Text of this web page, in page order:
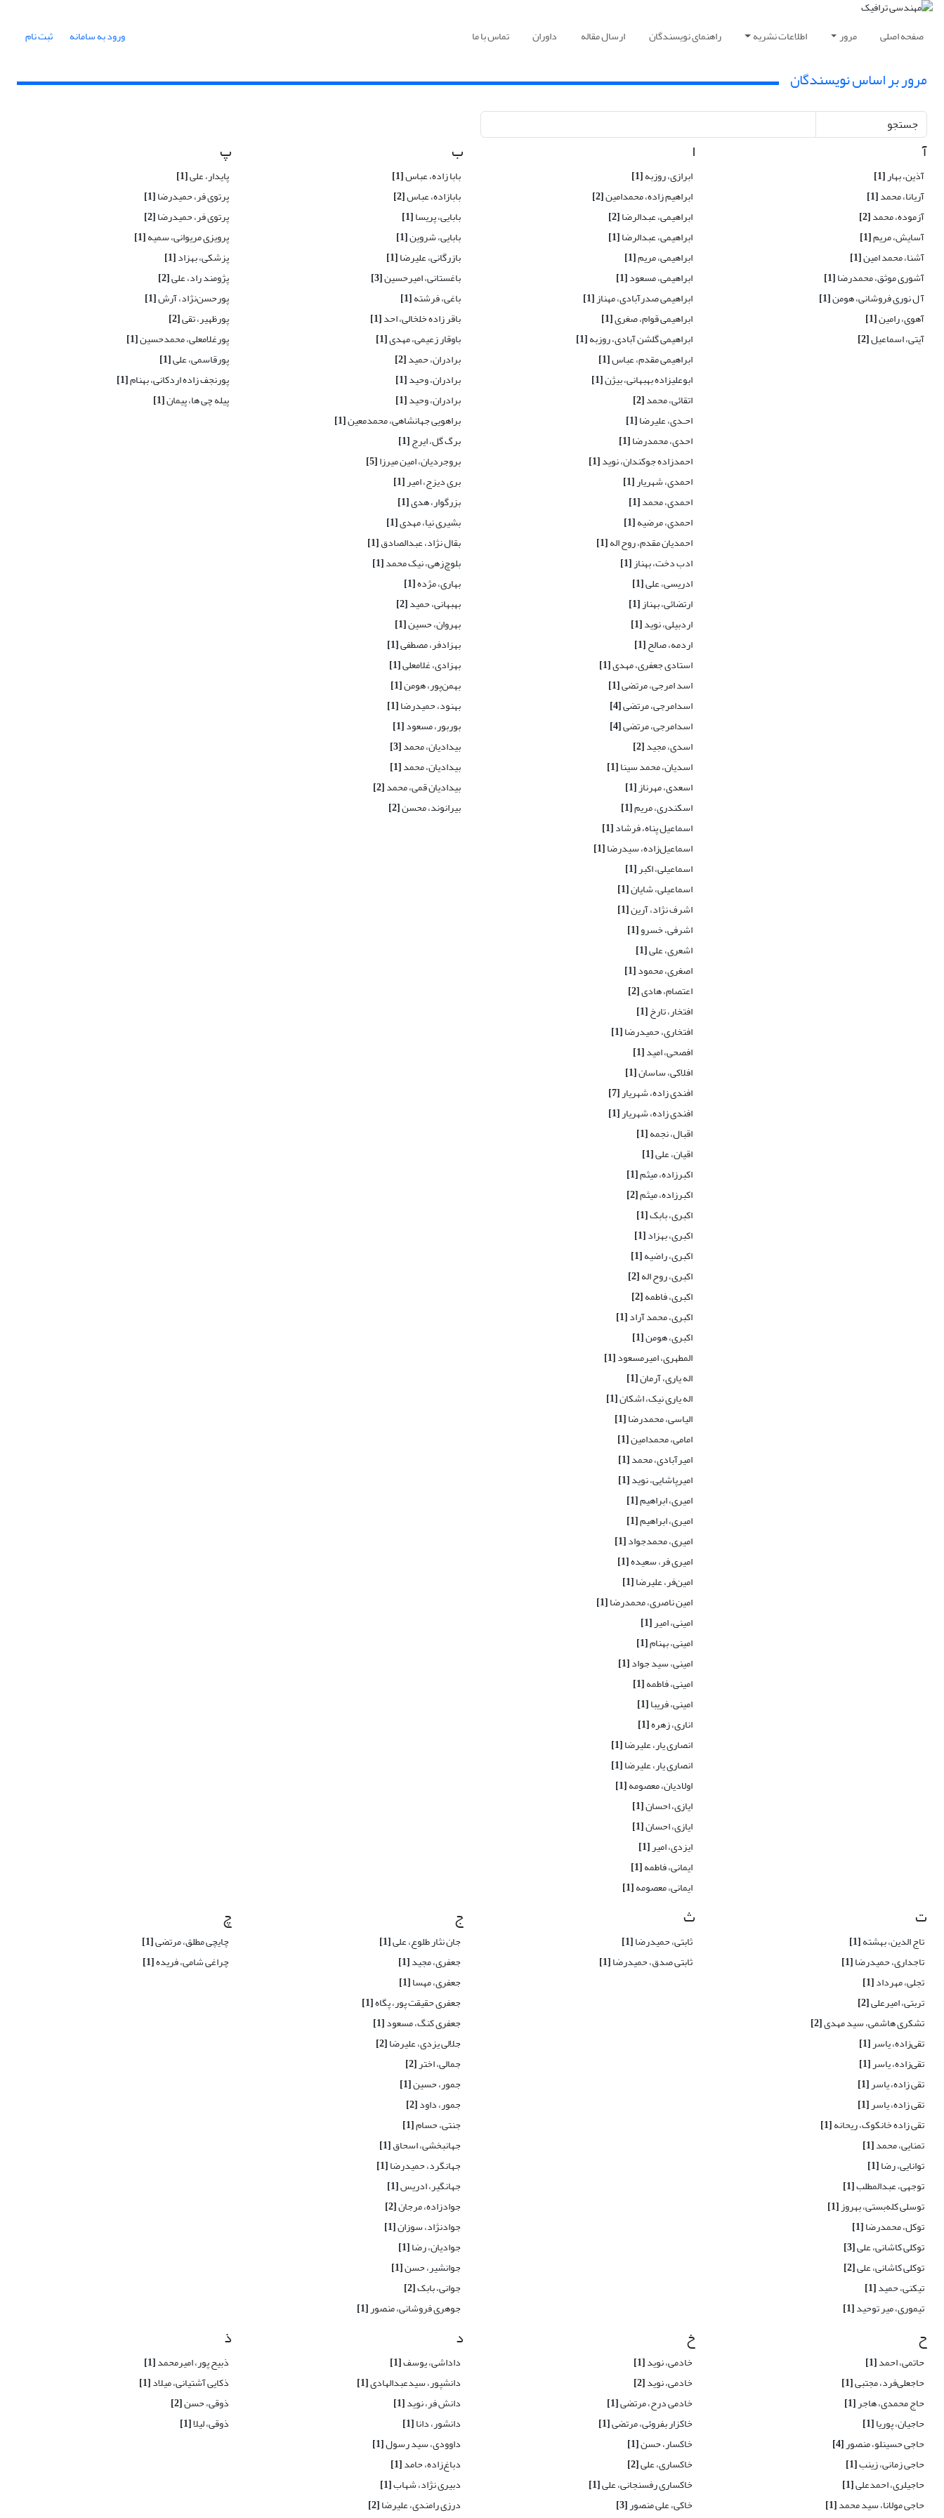
صفحه اصلی مرور اطلاعات نشریه راهنمای نویسندگان ارسال مقاله داوران تماس با ما ورود به سامانه ثبت نام
مرور بر اساس نویسندگان
جستجو
آ
آذین، بهار[1]
آریانا، محمد[1]
آزموده، محمد[2]
آسایش، مریم[1]
آشنا، محمد امین[1]
آشوری موثق، محمدرضا[1]
آ ل نوری فروشانی، هومن[1]
آهوی، رامین[1]
آیتی، اسماعیل[2]
ا
ابرازی، روزبه[1]
ابراهیم زاده، محمدامین[2]
ابراهیمی، عبدالرضا[2]
ابراهیمی، عبدالرضا[1]
ابراهیمی، مریم[1]
ابراهیمی، مسعود[1]
ابراهیمی صدرآبادی، مهناز[1]
ابراهیمی قوام، صغری[1]
ابراهیمی گلشن آبادی، روزبه[1]
ابراهیمی مقدم، عباس[1]
ابوعلیزاده بهبهانی، بیژن[1]
اتقائی، محمد[2]
احـدی، علیرضا[1]
احدی، محمدرضا[1]
احمدزاده جوکندان، نوید[1]
احمدی، شهریار[1]
احمدی، محمد[1]
احمدی، مرضیه[1]
احمدیان مقدم، روح اله[1]
ادب دخت، بهناز[1]
ادریسی، علی[1]
ارتضائی، بهناز[1]
اردبیلی، نوید[1]
اردمه، صالح[1]
استادی جعفری، مهدی[1]
اسد امرجی، مرتضی[1]
اسدامرجی، مرتضی[4]
اسدامرجی، مرتضی[4]
اسدی، مجید[2]
اسدیان، محمد سینا[1]
اسعدی، مهرناز[1]
اسکندری، مریم[1]
اسماعیل پناه، فرشاد[1]
اسماعیل‌زاده، سیدرضا[1]
اسماعیلی، اکبر[1]
اسماعیلی، شایان[1]
اشرف نژاد، آرین[1]
اشرفی، خسرو[1]
اشعری، علی[1]
اصغری، محمود[1]
اعتصام، هادی[2]
افتخار، تارخ[1]
افتخاری، حمیدرضا[1]
افصحی، امید[1]
افلاکی، ساسان[1]
افندی زاده، شهریار[7]
افندی زاده، شهریار[1]
اقبال، نجمه[1]
اقیان، علی[1]
اکبرزاده، میثم[1]
اکبرزاده، میثم[2]
اکبری، بابک[1]
اکبری، بهزاد[1]
اکبری، راضیه[1]
اکبری، روح اله[2]
اکبری، فاطمه[2]
اکبری، محمد آراد[1]
اکبری، هومن[1]
المطهری، امیرمسعود[1]
اله یاری، آرمان[1]
اله یاری نیک، اشکان[1]
الیاسی، محمدرضا[1]
امامی، محمدامین[1]
امیرآبادی، محمد[1]
امیرپاشایی، نوید[1]
امیری، ابراهیم[1]
امیری، ابراهیم[1]
امیری، محمدجواد[1]
امیری فر، سعیده[1]
امین‌فر، علیرضا[1]
امین ناصری، محمدرضا[1]
امینی، امیر[1]
امینی، بهنام[1]
امینی، سید جواد[1]
امینی، فاطمه[1]
امینی، فریبا[1]
اناری، زهره[1]
انصاری یار، علیرضا[1]
انصاری یار، علیرضا[1]
اولادیان، معصومه[1]
ایازی، احسان[1]
ایازی، احسان[1]
ایزدی، امیر[1]
ایمانی، فاطمه[1]
ایمانی، معصومه[1]
ب
بابا زاده، عباس[1]
بابازاده، عباس[2]
بابایی، پریسا[1]
بابایی، شروین[1]
بازرگانی، علیرضا[1]
باغستانی، امیرحسین[3]
باغی، فرشته[1]
باقر زاده خلخالی، احد[1]
باوقار زعیمی، مهدی[1]
برادران، حمید[2]
برادران، وحید[1]
برادران، وحید[1]
براهویی جهانشاهی، محمدمعین[1]
برگ گل، ایرج[1]
بروجردیان، امین میرزا[5]
بری دیزج، امیر[1]
بزرگوار، هدی[1]
بشیری نیا، مهدی[1]
بقال نژاد، عبدالصادق[1]
بلوچ‌زهی، نیک محمد[1]
بهاری، مژده[1]
بهبهانی، حمید[2]
بهروان، حسین[1]
بهزادفر، مصطفی[1]
بهزادی، غلامعلی[1]
بهمن‌پور، هومن[1]
بهنود، حمیدرضا[1]
بوربور، مسعود[1]
بیدادیان، محمد[3]
بیدادیان، محمد[1]
بیدادیان قمی، محمد[2]
بیرانوند، محسن[2]
پ
پایدار، علی[1]
پرتوی‌ فر، حمیدرضا[1]
پرتوی فر، حمیدرضا[2]
پرویزی مریوانی، سمیه[1]
پزشکی، بهزاد[1]
پژومند راد، علی[2]
پورحسن‌نژاد، آرش[1]
پورظهیر، تقی[2]
پورغلامعلی، محمدحسین[1]
پورقاسمی، علی[1]
پورنجف زاده اردکانی، بهنام[1]
پیله چی ها، پیمان[1]
ت
تاج الدین، بهشته[1]
تاجداری، حمیدرضا[1]
تجلی، مهرداد[1]
تربتی، امیرعلی[2]
تشکری هاشمی، سید مهدی[2]
تقی‌زاده، یاسر[1]
تقی‌زاده، یاسر[1]
تقی زاده، یاسر[1]
تقی زاده، یاسر[1]
تقی زاده خانکوک، ریحانه[1]
تمنایی، محمد[1]
توانایی، رضا[1]
توجهی، عبدالمطلب[1]
توسلی کله‌بستی، بهروز[1]
توکل، محمدرضا[1]
توکلی کاشانی، علی[3]
توکلی کاشانی، علی[2]
تیکنی، حمید[1]
تیموری، میر توحید[1]
ث
ثابتی، حمیدرضا[1]
ثابتی صدق، حمیدرضا[1]
ج
جان نثار طلوع، علی[1]
جعفری، مجید[1]
جعفری، مهسا[1]
جعفری حقیقت پور، پگاه[1]
جعفری‌ کنگ، مسعود[1]
جلالی یزدی، علیرضا[2]
جمالی، اختر[2]
جمور، حسین[1]
جمور، داود[2]
جنتی، حسام[1]
جهانبخشی، اسحاق[1]
جهانگرد، حمیدرضا[1]
جهانگیر، ادریس[1]
جوادزاده، مرجان[2]
جوادنژاد، سوزان[1]
جوادیان، رضا[1]
جوانشیر، حسن[1]
جوانی، بابک[2]
جوهری فروشانی، منصور[1]
چ
چایچی مطلق، مرتضی[1]
چراغی شامی، فریده[1]
ح
حاتمی، احمد[1]
حاجعلی‌فرد، مجتبی[1]
حاج محمدی، هاجر[1]
حاجیان، پوریا[1]
حاجی حسینلو، منصور[4]
حاجی زمانی، زینب[1]
حاجیلری، احمدعلی[1]
حاجی مولانا، سید محمد[1]
خ
خادمی، نوید[1]
خادمی، نوید[2]
خادمی درح، مرتضی[1]
خاکزار بفروئی، مرتضی[1]
خاکسار، حسن[1]
خاکساری، علی[2]
خاکساری رفسنجانی، علی[1]
خاکی، علی منصور[3]
د
داداشی، یوسف[1]
دانشپور، سیدعبدالهادی[1]
دانش فر، نوید[1]
دانشور، دانا[1]
داوودی، سید رسول[1]
دباغ‌زاده، حامد[1]
دبیری نژاد، شهاب[1]
درزی رامندی، علیرضا[2]
ذ
ذبیح پور، امیرمحمد[1]
ذکایی آشتیانی، میلاد[1]
ذوقی، حسن[2]
ذوقی، لیلا[1]